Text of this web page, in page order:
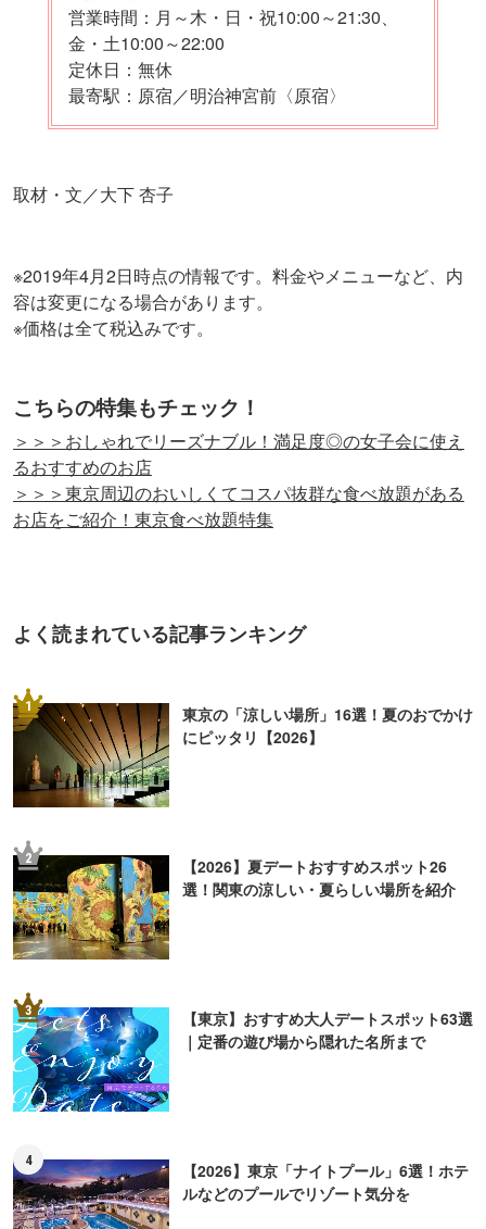
営業時間：月～木・日・祝10:00～21:30、
金・土10:00～22:00
定休日：無休
最寄駅：原宿／明治神宮前〈原宿〉
取材・文／大下 杏子
※2019年4月2日時点の情報です。料金やメニューなど、内
容は変更になる場合があります。
※価格は全て税込みです。
こちらの特集もチェック！
＞＞＞おしゃれでリーズナブル！満足度◎の女子会に使え
るおすすめのお店
＞＞＞東京周辺のおいしくてコスパ抜群な食べ放題がある
お店をご紹介！東京食べ放題特集
よく読まれている記事ランキング
1
東京の「涼しい場所」16選！夏のおでかけ
にピッタリ【2026】
2
【2026】夏デートおすすめスポット26
選！関東の涼しい・夏らしい場所を紹介
3
【東京】おすすめ大人デートスポット63選
｜定番の遊び場から隠れた名所まで
4
【2026】東京「ナイトプール」6選！ホテ
ルなどのプールでリゾート気分を